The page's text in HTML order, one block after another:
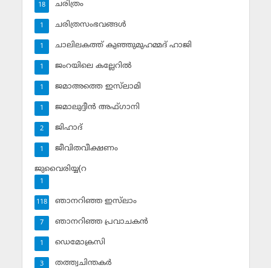
ചരിത്രം
18
ചരിത്രസംഭവങ്ങള്‍
1
ചാലിലകത്ത് കുഞ്ഞുമുഹമ്മദ് ഹാജി
1
ജംറയിലെ കല്ലേറില്‍
1
ജമാഅത്തെ ഇസ്‌ലാമി
1
ജമാലുദ്ദീന്‍ അഫ്ഗാനി
1
ജിഹാദ്‌
2
ജീവിതവീക്ഷണം
1
ജുവൈരിയ്യ(റ
1
ഞാനറിഞ്ഞ ഇസ്‌ലാം
118
ഞാനറിഞ്ഞ പ്രവാചകന്‍
7
ഡെമോക്രസി
1
തത്ത്വചിന്തകര്‍
3